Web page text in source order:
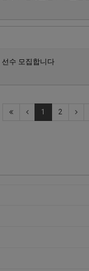
수 모집합니다
1 2